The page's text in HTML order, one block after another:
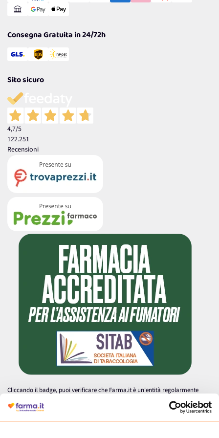
Consegna Gratuita in 24/72h
Sito sicuro
4,7/5
122.251
Recensioni
Cliccando il badge, puoi verificare che Farma.it è un'entità regolarmente
autorizzata dal Ministero della Salute a effettuare la vendita online di
medicinali.